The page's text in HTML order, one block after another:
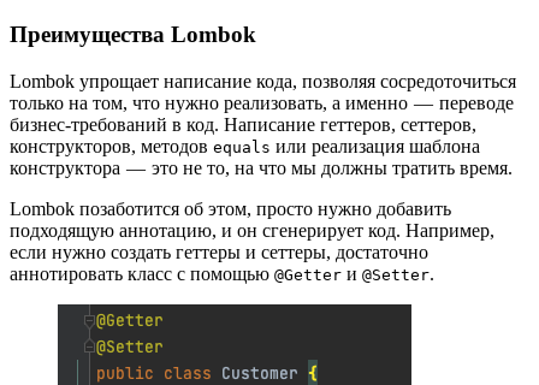
Преимущества Lombok
Lombok упрощает написание кода, позволяя сосредоточиться
только на том, что нужно реализовать, а именно — переводе
бизнес-требований в код. Написание геттеров, сеттеров,
конструкторов, методов equals или реализация шаблона
конструктора — это не то, на что мы должны тратить время.
Lombok позаботится об этом, просто нужно добавить
подходящую аннотацию, и он сгенерирует код. Например,
если нужно создать геттеры и сеттеры, достаточно
аннотировать класс с помощью @Getter и @Setter.